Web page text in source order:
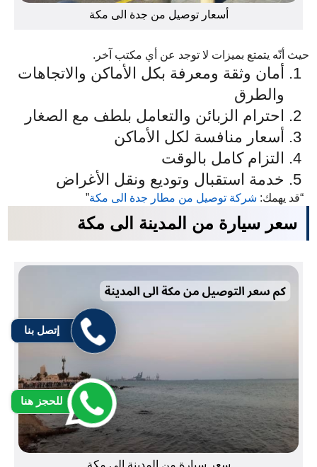
أسعار توصيل من جدة الى مكة
حيث أنّه يتمتع بميزات لا توجد عن أي مكتب آخر.
أمان وثقة ومعرفة بكل الأماكن والاتجاهات
والطرق
احترام الزبائن والتعامل بلطف مع الصغار
أسعار منافسة لكل الأماكن
التزام كامل بالوقت
خدمة استقبال وتوديع ونقل الأغراض
“قد يهمك: شركة توصيل من مطار جدة الى مكة”
سعر سيارة من المدينة الى مكة
سعر سيارة من المدينة الى مكة
إتصل بنا
للحجز هنا